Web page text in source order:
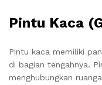
Pintu Kaca
Pintu kaca memiliki
di bagian tengahnya.
menghubungkan